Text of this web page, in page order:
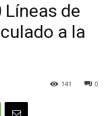
Líneas de
a la
0
141